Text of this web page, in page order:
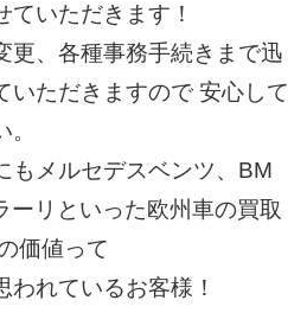
ていただきます！
更、各種事務手続きまで迅
いただきますので 安心して
もメルセデスベンツ、BM
ーリといった欧州車の買取
価値って
れているお客様！